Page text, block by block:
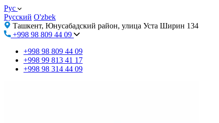
Рус
Русский O'zbek
Ташкент, Юнусабадский район, улица Уста Ширин 134
+998 98 809 44 09
+998 98 809 44 09
+998 99 813 41 17
+998 98 314 44 09